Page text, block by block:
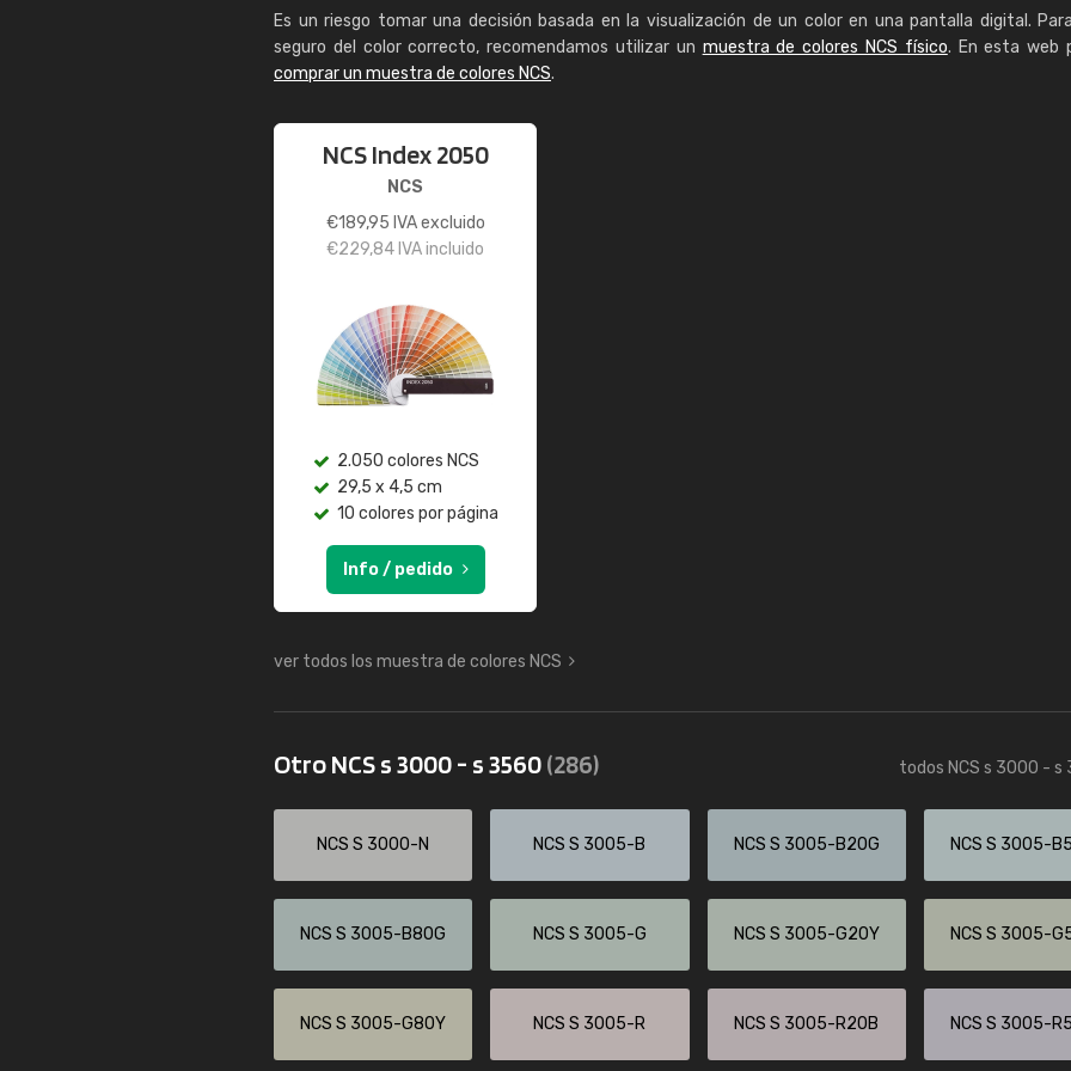
Es un riesgo tomar una decisión basada en la visualización de un color en una pantalla digital.
seguro del color correcto, recomendamos utilizar un muestra de colores NCS físico. En esta web
comprar un muestra de colores NCS.
NCS Index 2050
NCS
€189,95 IVA excluido
€229,84 IVA incluido
2.050 colores NCS
29,5 x 4,5 cm
10 colores por página
Info / pedido
ver todos los muestra de colores NCS
Otro NCS s 3000 - s 3560(286) todos NCS s 3000 - s
NCS S 3000-N NCS S 3005-B NCS S 3005-B20G NCS S 3005-
NCS S 3005-B80G NCS S 3005-G NCS S 3005-G20Y NCS S 3005-
NCS S 3005-G80Y NCS S 3005-R NCS S 3005-R20B NCS S 3005-